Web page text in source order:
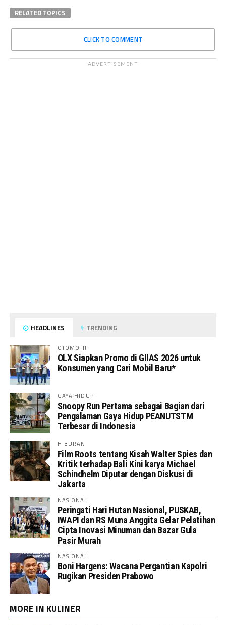
RELATED TOPICS
CLICK TO COMMENT
ADVERTISEMENT
HEADLINES TRENDING
OTOMOTIF
OLX Siapkan Promo di GIIAS 2026 untuk
Konsumen yang Cari Mobil Baru*
GAYA HIDUP
Snoopy Run Pertama sebagai Bagian dari
Pengalaman Gaya Hidup PEANUTSTM
Terbesar di Indonesia
HIBURAN
Film Roots tentang Kisah Walter Spies dan
Kritik terhadap Bali Kini karya Michael
Schindhelm Diputar dengan Diskusi di
Jakarta
NASIONAL
Peringati Hari Hutan Nasional, PUSKAB,
IWAPI dan RS Muna Anggita Gelar Pelatihan
Cipta Inovasi Minuman dan Bazar Gula
Pasir Murah
NASIONAL
Boni Hargens: Wacana Pergantian Kapolri
Rugikan Presiden Prabowo
MORE IN KULINER